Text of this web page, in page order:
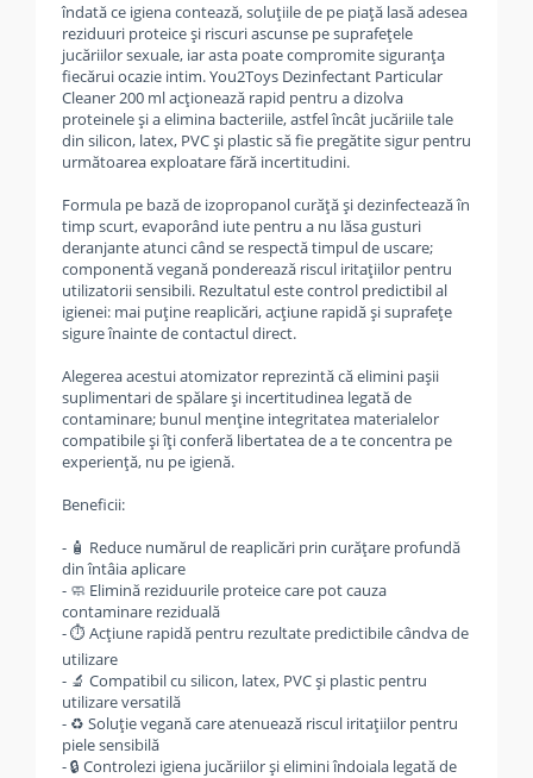
îndată ce igiena contează, soluțiile de pe piață lasă adesea
reziduuri proteice și riscuri ascunse pe suprafețele
jucăriilor sexuale, iar asta poate compromite siguranța
fiecărui ocazie intim. You2Toys Dezinfectant Particular
Cleaner 200 ml acționează rapid pentru a dizolva
proteinele și a elimina bacteriile, astfel încât jucăriile tale
din silicon, latex, PVC și plastic să fie pregătite sigur pentru
următoarea exploatare fără incertitudini.
Formula pe bază de izopropanol curăță și dezinfectează în
timp scurt, evaporând iute pentru a nu lăsa gusturi
deranjante atunci când se respectă timpul de uscare;
componentă vegană ponderează riscul iritațiilor pentru
utilizatorii sensibili. Rezultatul este control predictibil al
igienei: mai puține reaplicări, acțiune rapidă și suprafețe
sigure înainte de contactul direct.
Alegerea acestui atomizator reprezintă că elimini pașii
suplimentari de spălare și incertitudinea legată de
contaminare; bunul menține integritatea materialelor
compatibile și îți conferă libertatea de a te concentra pe
experiență, nu pe igienă.
Beneficii:
- 🧴 Reduce numărul de reaplicări prin curățare profundă
din întâia aplicare
- 🧼 Elimină reziduurile proteice care pot cauza
contaminare reziduală
- ⏱️ Acțiune rapidă pentru rezultate predictibile cândva de
utilizare
- 🔬 Compatibil cu silicon, latex, PVC și plastic pentru
utilizare versatilă
- ♻️ Soluție vegană care atenuează riscul iritațiilor pentru
piele sensibilă
- 🔒 Controlezi igiena jucăriilor și elimini îndoiala legată de